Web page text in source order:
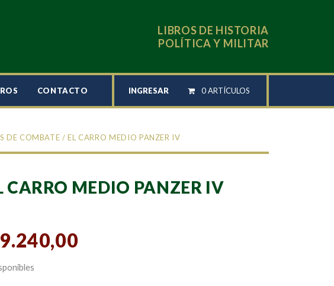
LIBROS DE HISTORIA
POLÍTICA Y MILITAR
CONTACTO INGRESAR 0 ARTÍCULOS
DE COMBATE / EL CARRO MEDIO PANZER IV
CARRO MEDIO PANZER IV
9.240,00